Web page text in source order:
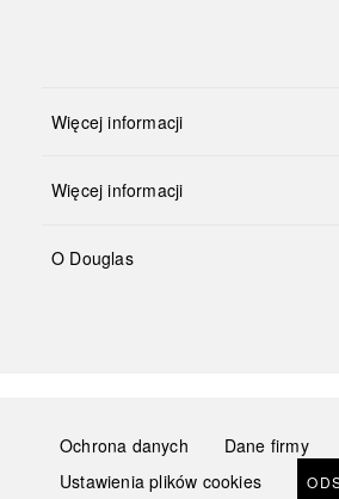
Więcej informacji
Więcej informacji
O Douglas
Ochrona danych Dane firmy
Ustawienia plików cookies